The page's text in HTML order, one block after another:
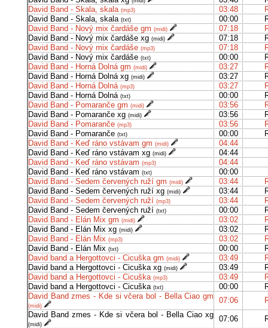
David Band - Skala, skala (mp3) 03:48
David Band - Skala, skala (txt) 00:00
David Band - Nový mix čardáše gm (midi) 07:18
David Band - Nový mix čardáše xg (midi) 07:18
David Band - Nový mix čardáše (mp3) 07:18
David Band - Nový mix čardáše (txt) 00:00
David Band - Horná Dolná gm (midi) 03:27
David Band - Horná Dolná xg (midi) 03:27
David Band - Horná Dolná (mp3) 03:27
David Band - Horná Dolná (txt) 00:00
David Band - Pomaranče gm (midi) 03:56
David Band - Pomaranče xg (midi) 03:56
David Band - Pomaranče (mp3) 03:56
David Band - Pomaranče (txt) 00:00
David Band - Keď ráno vstávam gm (midi)
04:44
David Band - Keď ráno vstávam xg (midi)
04:44
David Band - Keď ráno vstávam (mp3)
04:44
David Band - Keď ráno vstávam (txt)
00:00
David Band - Sedem červených ruží gm (midi) 03:44
David Band - Sedem červených ruží xg (midi) 03:44
David Band - Sedem červených ruží (mp3) 03:44
David Band - Sedem červených ruží (txt) 00:00
David Band - Elán Mix gm (midi) 03:02
David Band - Elán Mix xg (midi) 03:02
David Band - Elán Mix (mp3) 03:02
David Band - Elán Mix (txt) 00:00
David band a Hergottovci - Cicuška gm (midi) 03:49
David band a Hergottovci - Cicuška xg (midi) 03:49
David band a Hergottovci - Cicuška (mp3) 03:49
David band a Hergottovci - Cicuška (txt) 00:00
David Band zmes - Kde si včera bol - Bella Ciao gm
(midi)
07:06
David Band zmes - Kde si včera bol - Bella Ciao xg
(midi)
07:06